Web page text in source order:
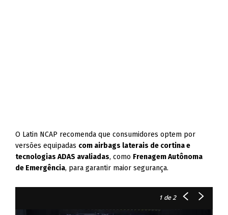
O Latin NCAP recomenda que consumidores optem por
versões equipadas com airbags laterais de cortina e
tecnologias ADAS avaliadas, como Frenagem Autônoma
de Emergência, para garantir maior segurança.
1de 2